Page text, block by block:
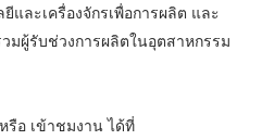
และเครื่องจักรเพื่อการผลิต และ
มผู้รับช่วงการผลิตในอุตสาหกรรม
รือ เข้าชมงาน ได้ที่